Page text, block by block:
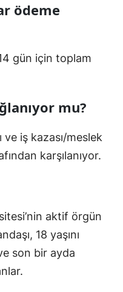
ödeme
gün için toplam
mu?
ve iş kazası/meslek
karşılanıyor.
aktif örgün
18 yaşını
son bir ayda